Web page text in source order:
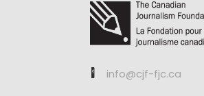
info@cjf-fjc.ca